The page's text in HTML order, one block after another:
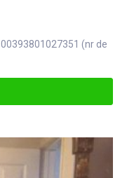
00393801027351 (nr de